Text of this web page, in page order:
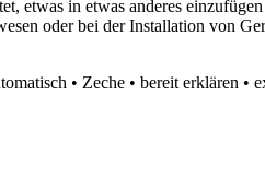
etwas in etwas anderes
oder bei der Installation von
• Zeche • bereit erklären •